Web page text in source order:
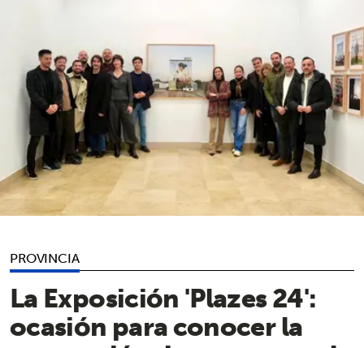
PROVINCIA
La Exposición 'Plazes 24':
ocasión para conocer la